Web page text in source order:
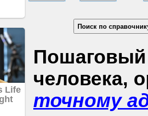
Пошаговый
человека,
точному